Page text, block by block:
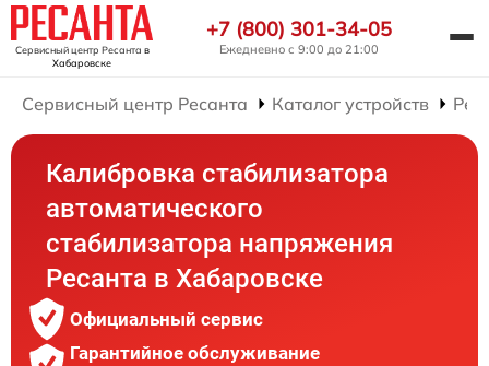
Сервисный центр Ресанта в
Хабаровске
+7 (800) 301-34-05
Ежедневно с 9:00 до 21:00
Сервисный центр Ресанта Каталог устройств
Калибровка стабилизатора
автоматического
стабилизатора напряжения
Ресанта в Хабаровске
Официальный сервис
Гарантийное обслуживание